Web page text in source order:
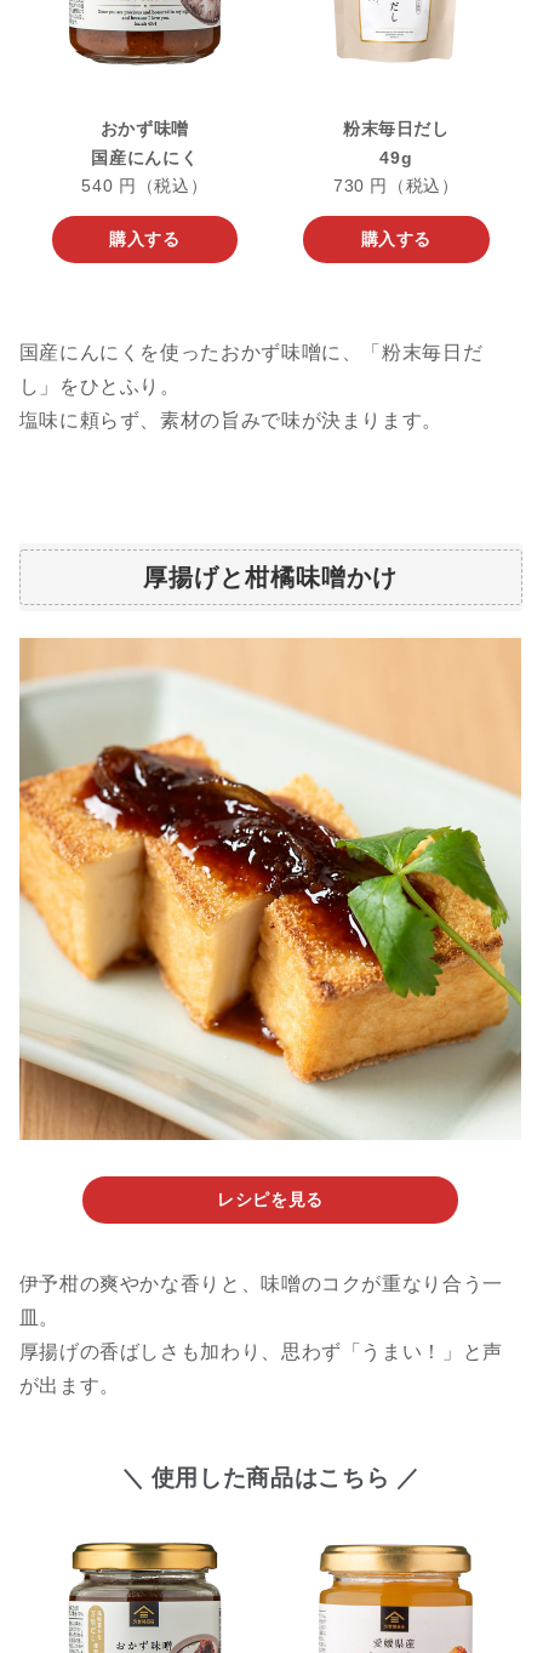
おかず味噌
国産にんにく
540 円（税込）
購入する
粉末毎日だし
49g
730 円（税込）
購入する
国産にんにくを使ったおかず味噌に、「粉末毎日だ
し」をひとふり。
塩味に頼らず、素材の旨みで味が決まります。
厚揚げと柑橘味噌かけ
レシピを見る
伊予柑の爽やかな香りと、味噌のコクが重なり合う一
皿。
厚揚げの香ばしさも加わり、思わず「うまい！」と声
が出ます。
＼ 使用した商品はこちら ／